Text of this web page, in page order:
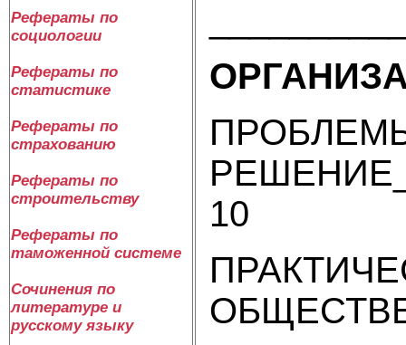
Рефераты по
социологии
Рефераты по
статистике
Рефераты по
страхованию
Рефераты по
строительству
Рефераты по
таможенной системе
Сочинения по
литературе и
русскому языку
10